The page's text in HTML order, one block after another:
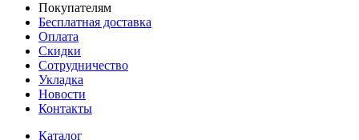
Покупателям
Бесплатная доставка
Оплата
Скидки
Сотрудничество
Укладка
Новости
Контакты
Каталог